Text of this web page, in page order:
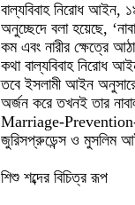
বাল্যবিবাহ নিরোধ আইন,
অনুচ্ছেদে বলা হয়েছে,
কম এবং নারীর ক্ষেত্রে
কথা বাল্যবিবাহ নিরোধ
তবে ইসলামী আইন
অর্জন করে তখনই তার
Marriage-Prevention-
জুরিসপ্রুডেন্স ও মুসলিম
শিশু শব্দের বিচিত্র রূপ